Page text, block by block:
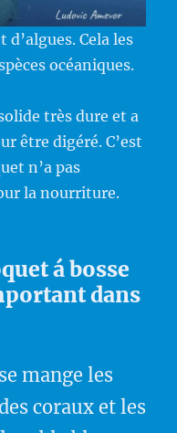
Cela les
océaniques.
très dure et a
être digéré. C’est
n’a pas
la nourriture.
á bosse
dans
mange les
coraux et les